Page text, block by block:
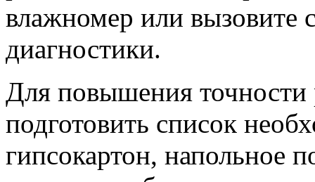
влажномер или вызовите
диагностики.
Для повышения точности
подготовить список
гипсокартон, напольное